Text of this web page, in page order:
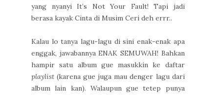
yang nyanyi It’s Not Your Fault! Tapi jadi
berasa kayak Cinta di Musim Ceri deh errr..
Kalau lo tanya lagu-lagu di sini enak-enak apa
enggak, jawabannya ENAK SEMUWAH! Bahkan
hampir satu album gue masukkin ke daftar
playlist (karena gue juga mau denger lagu dari
album lain kan). Walaupun gue tetep punya